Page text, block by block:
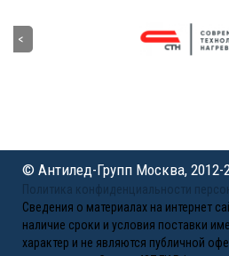
© Антилед-Групп Москва, 2012-
Политика конфиденциальности
Сведения о материалах на интернет
наличие сроки и условия поставки
характер и не являются публичной